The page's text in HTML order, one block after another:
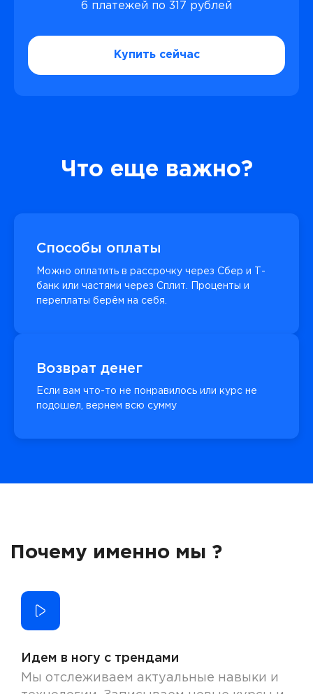
6 платежей по 317 рублей
Купить сейчас
Что еще важно?
Способы оплаты
Можно оплатить в рассрочку через Сбер и Т-
банк или частями через Сплит. Проценты и
переплаты берём на себя.
Возврат денег
Если вам что-то не понравилось или курс не
подошел, вернем всю сумму
Почему именно мы ?
Идем в ногу с трендами
Мы отслеживаем актуальные навыки и